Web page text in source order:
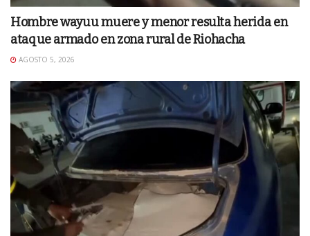
Hombre wayuu muere y menor resulta herida en
ataque armado en zona rural de Riohacha
AGOSTO 5, 2026